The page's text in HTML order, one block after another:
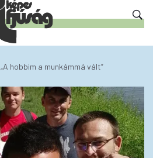
„A hobbim a munkámmá vált”